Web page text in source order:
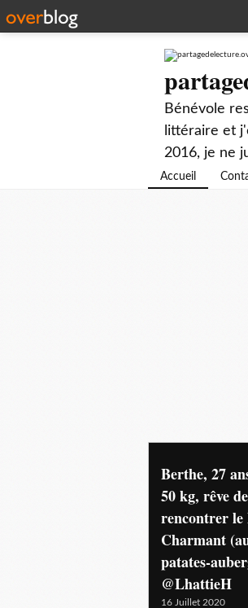
Bénévole
littéraire et
2016, je ne
Accueil
Berthe, 27
50 kg, rêve de
rencontrer le
Charmant
patates-
@LhattieH
16 Juillet 2020